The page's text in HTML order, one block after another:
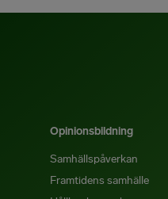
Opinionsbildning
Samhällspåverkan
Framtidens samhälle